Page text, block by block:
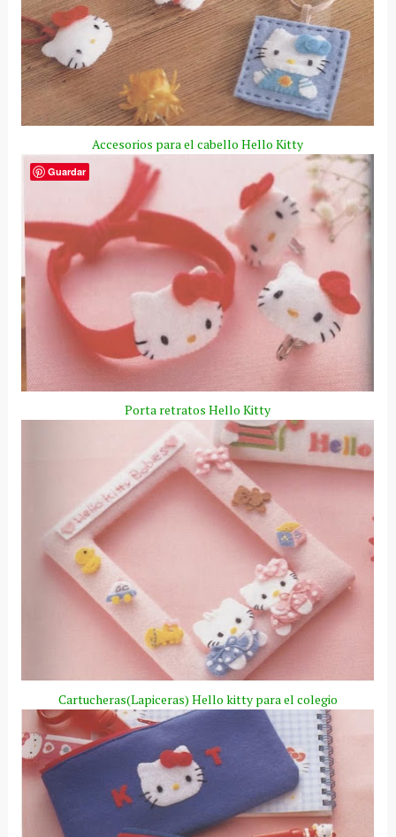
Accesorios para el cabelloHello Kitty
Porta retratosHello Kitty
Cartucheras(Lapiceras) Hello kittypara el colegio
Guardar